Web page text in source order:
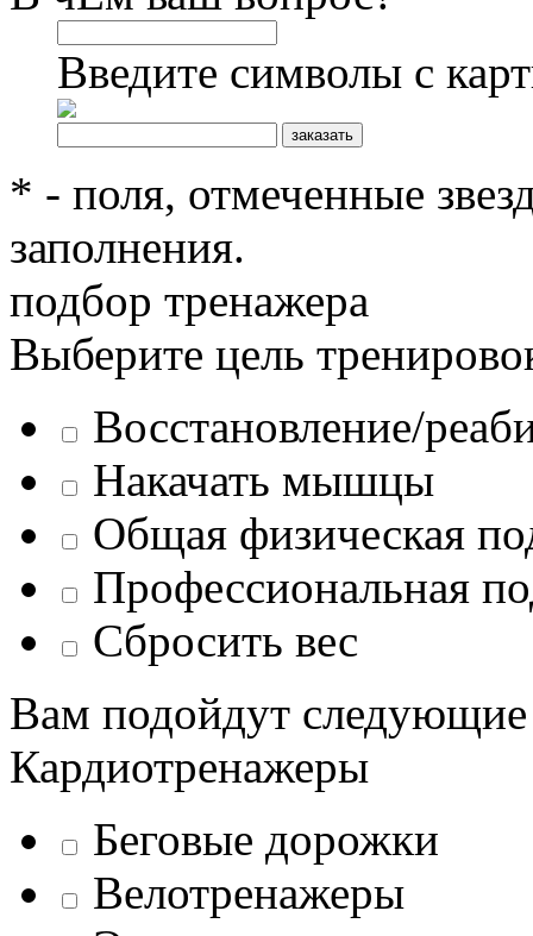
Введите символы с
* - поля, отмеченные
заполнения.
подбор тренажера
Выберите цель
Восстановление/
Накачать мышцы
Общая физическая
Профессиональная
Сбросить вес
Вам подойдут
Кардиотренажеры
Беговые дорожки
Велотренажеры